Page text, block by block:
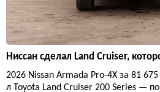
Ниссан сделал Land Cruiser,
2026 Nissan Armada Pro-4X за 81
л Toyota Land Cruiser 200 Series —